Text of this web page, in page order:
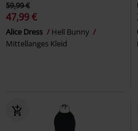
59,99 €
47,99 €
Alice Dress
Hell Bunny
Mittellanges Kleid